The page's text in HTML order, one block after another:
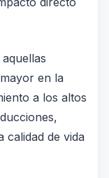
en la
a los altos
calidad de vida